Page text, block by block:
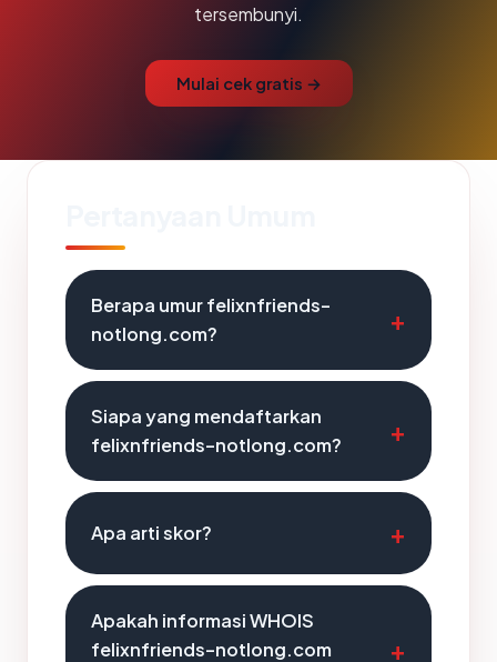
tersembunyi.
Mulai cek gratis →
Berapa umur felixnfriends-
notlong.com?
Siapa yang mendaftarkan
felixnfriends-notlong.com?
Apa arti skor?
Apakah informasi WHOIS
felixnfriends-notlong.com